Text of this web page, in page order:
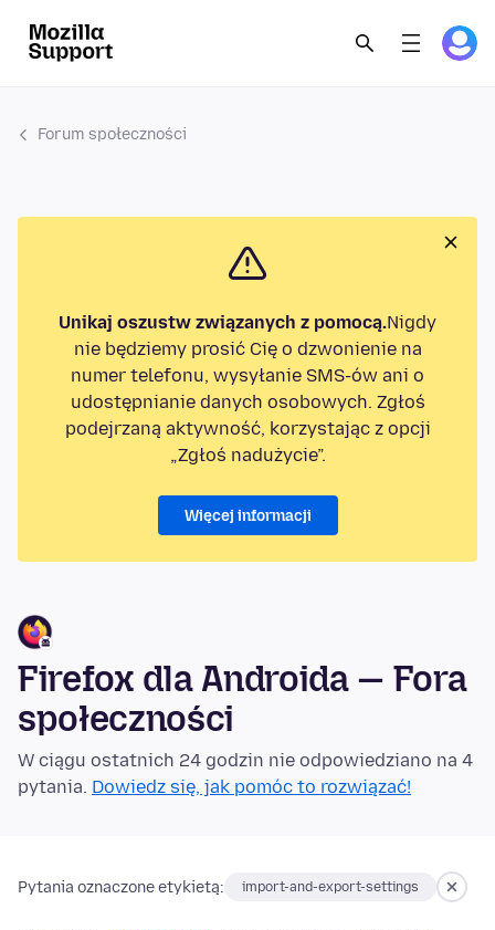
Forum społeczności
Unikaj oszustw związanych z pomocą.Nigdy
nie będziemy prosić Cię o dzwonienie na
numer telefonu, wysyłanie SMS-ów ani o
udostępnianie danych osobowych. Zgłoś
podejrzaną aktywność, korzystając z opcji
„Zgłoś nadużycie”.
Więcej informacji
Firefox dla Androida — Fora
społeczności
W ciągu ostatnich 24 godzin nie odpowiedziano na 4
pytania. Dowiedz się, jak pomóc to rozwiązać!
Pytania oznaczone etykietą: import-and-export-settings